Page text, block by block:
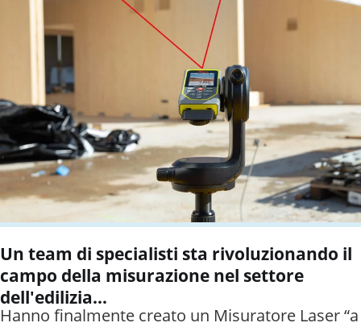
Un team di specialisti sta rivoluzionando il
campo della misurazione nel settore
dell'edilizia...
Hanno finalmente creato un Misuratore Laser “a